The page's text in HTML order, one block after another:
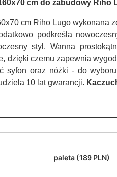
cm do zabudowy Riho
cm Riho Lugo wykonana
podkreśla
styl. Wanna
dzięki czemu zapewnia
syfon oraz nóżki - do
10 lat gwarancji.
paleta (189 PLN)